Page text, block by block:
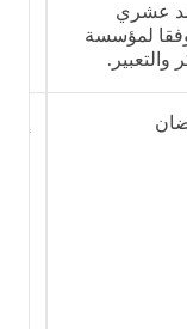
عشري
لمؤسسة
والتعبير.